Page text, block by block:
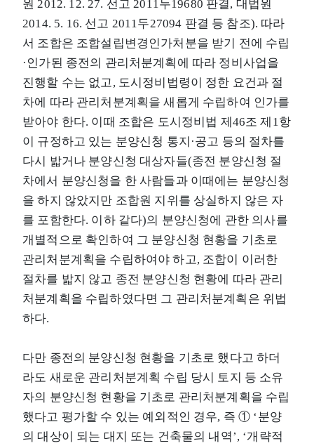
원 2012. 12. 27. 선고 2011두19680 판결, 대법원
2014. 5. 16. 선고 2011두27094 판결 등 참조). 따라
서 조합은 조합설립변경인가처분을 받기 전에 수립
·인가된 종전의 관리처분계획에 따라 정비사업을
진행할 수는 없고, 도시정비법령이 정한 요건과 절
차에 따라 관리처분계획을 새롭게 수립하여 인가를
받아야 한다. 이때 조합은 도시정비법 제46조 제1항
이 규정하고 있는 분양신청 통지·공고 등의 절차를
다시 밟거나 분양신청 대상자들(종전 분양신청 절
차에서 분양신청을 한 사람들과 이때에는 분양신청
을 하지 않았지만 조합원 지위를 상실하지 않은 자
를 포함한다. 이하 같다)의 분양신청에 관한 의사를
개별적으로 확인하여 그 분양신청 현황을 기초로
관리처분계획을 수립하여야 하고, 조합이 이러한
절차를 밟지 않고 종전 분양신청 현황에 따라 관리
처분계획을 수립하였다면 그 관리처분계획은 위법
하다.
다만 종전의 분양신청 현황을 기초로 했다고 하더
라도 새로운 관리처분계획 수립 당시 토지 등 소유
자의 분양신청 현황을 기초로 관리처분계획을 수립
했다고 평가할 수 있는 예외적인 경우, 즉 ① ‘분양
의 대상이 되는 대지 또는 건축물의 내역’, ‘개략적